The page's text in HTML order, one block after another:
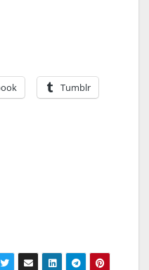
Tumblr